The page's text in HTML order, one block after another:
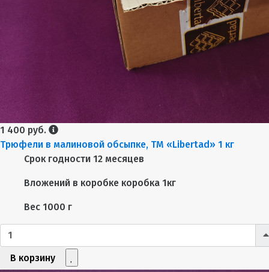
1 400 руб.
Трюфели в малиновой обсыпке, ТМ «Libertad» 1 кг
Срок годности 12 месяцев
Вложений в коробке коробка 1кг
Вес 1000 г
В корзину